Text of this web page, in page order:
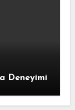
Deneyimi